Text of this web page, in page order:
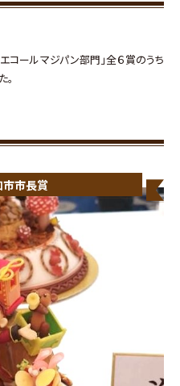
コールマジパン部門」全６賞のうち
市長賞